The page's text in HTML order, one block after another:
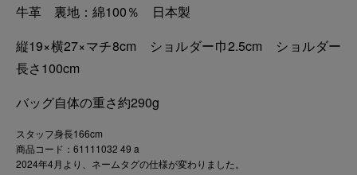
牛革 裏地：綿100％ 日本製
縦19×横27×マチ8cm ショルダー巾2.5cm ショルダー
長さ100cm
バッグ自体の重さ約290g
スタッフ身長166cm
商品コード：61111032 49 a
2024年4月より、ネームタグの仕様が変わりました。